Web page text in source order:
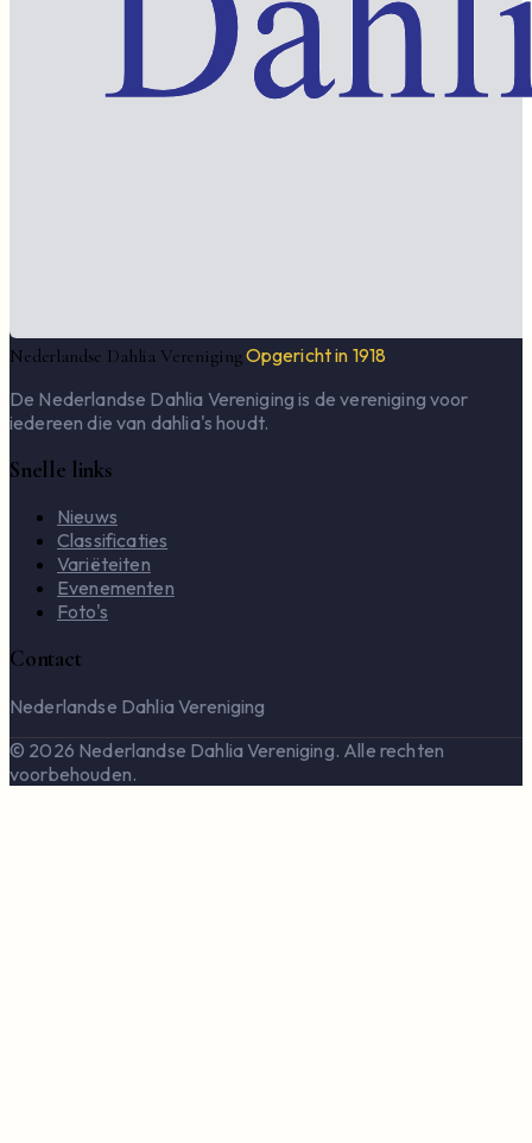
Nederlandse Dahlia VerenigingOpgericht in 1918
De Nederlandse Dahlia Vereniging is de vereniging voor
iedereen die van dahlia's houdt.
Snelle links
Nieuws
Classificaties
Variëteiten
Evenementen
Foto's
Contact
Nederlandse Dahlia Vereniging
© 2026 Nederlandse Dahlia Vereniging. Alle rechten
voorbehouden.